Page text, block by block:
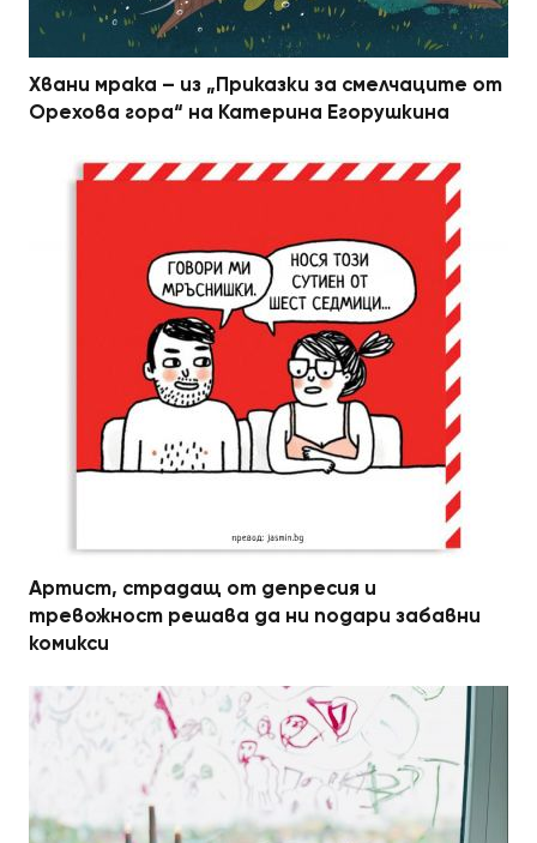
Хвани мрака – из „Приказки за смелчаците от
Орехова гора“ на Катерина Егорушкина
Артист, страдащ от депресия и
тревожност решава да ни подари забавни
комикси